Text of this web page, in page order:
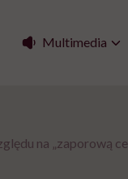
Multimedia
na „zaporową